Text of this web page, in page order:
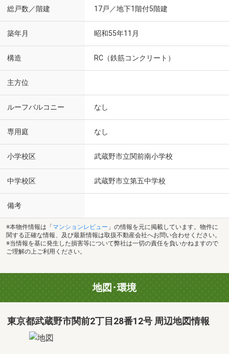
総戸数／階建 17戸／地下1階付5階建
築年月 昭和55年11月
構造 RC（鉄筋コンクリート）
主方位
ルーフバルコニー なし
専用庭 なし
小学校区 武蔵野市立関前南小学校
中学校区 武蔵野市立第五中学校
備考
※本物件情報は「 マンションレビュー 」の情報を元に掲載しています。物件に
関する正確な情報、及び最新情報は取扱不動産会社へお問い合わせください。
※当情報を基に発生した損害等について弊社は一切の責任を負いかねますので
ご理解の上ご利用ください。
地図･環境
東京都武蔵野市関前2丁目28番12号 周辺地図情報